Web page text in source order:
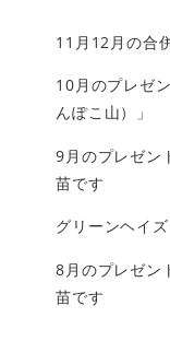
11月12月の合
10月のプレゼ
んぽこ山）」
9月のプレゼン
苗です
グリーンヘイズ
8月のプレゼン
苗です